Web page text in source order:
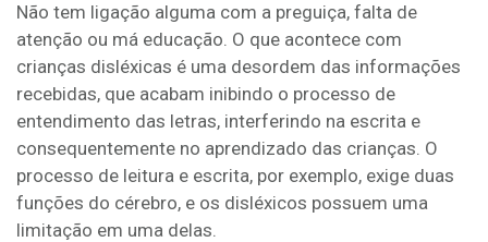
Não tem ligação alguma com a preguiça, falta de
atenção ou má educação. O que acontece com
crianças disléxicas é uma desordem das informações
recebidas, que acabam inibindo o processo de
entendimento das letras, interferindo na escrita e
consequentemente no aprendizado das crianças. O
processo de leitura e escrita, por exemplo, exige duas
funções do cérebro, e os disléxicos possuem uma
limitação em uma delas.